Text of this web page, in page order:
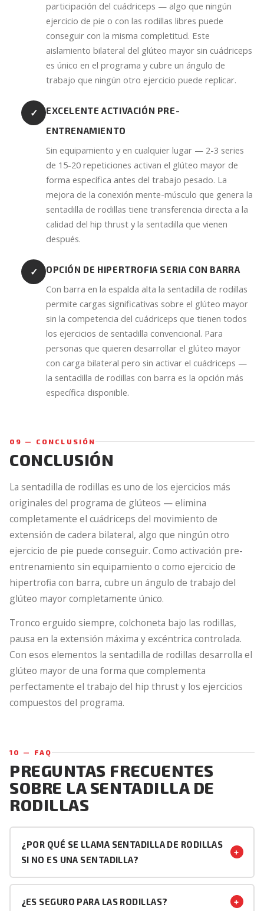
participación del cuádriceps — algo que ningún
ejercicio de pie o con las rodillas libres puede
conseguir con la misma completitud. Este
aislamiento bilateral del glúteo mayor sin cuádriceps
es único en el programa y cubre un ángulo de
trabajo que ningún otro ejercicio puede replicar.
✓
EXCELENTE ACTIVACIÓN PRE-
ENTRENAMIENTO
Sin equipamiento y en cualquier lugar — 2-3 series
de 15-20 repeticiones activan el glúteo mayor de
forma específica antes del trabajo pesado. La
mejora de la conexión mente-músculo que genera la
sentadilla de rodillas tiene transferencia directa a la
calidad del hip thrust y la sentadilla que vienen
después.
✓ OPCIÓN DE HIPERTROFIA SERIA CON BARRA
Con barra en la espalda alta la sentadilla de rodillas
permite cargas significativas sobre el glúteo mayor
sin la competencia del cuádriceps que tienen todos
los ejercicios de sentadilla convencional. Para
personas que quieren desarrollar el glúteo mayor
con carga bilateral pero sin activar el cuádriceps —
la sentadilla de rodillas con barra es la opción más
específica disponible.
09 — CONCLUSIÓN
CONCLUSIÓN
La sentadilla de rodillas es uno de los ejercicios más
originales del programa de glúteos — elimina
completamente el cuádriceps del movimiento de
extensión de cadera bilateral, algo que ningún otro
ejercicio de pie puede conseguir. Como activación pre-
entrenamiento sin equipamiento o como ejercicio de
hipertrofia con barra, cubre un ángulo de trabajo del
glúteo mayor completamente único.
Tronco erguido siempre, colchoneta bajo las rodillas,
pausa en la extensión máxima y excéntrica controlada.
Con esos elementos la sentadilla de rodillas desarrolla el
glúteo mayor de una forma que complementa
perfectamente el trabajo del hip thrust y los ejercicios
compuestos del programa.
10 — FAQ
PREGUNTAS FRECUENTES
SOBRE LA SENTADILLA DE
RODILLAS
¿POR QUÉ SE LLAMA SENTADILLA DE RODILLAS
SI NO ES UNA SENTADILLA?
+
El nombre viene de la posición de las rodillas en el suelo
— es una «sentadilla» en el sentido de que el
¿ES SEGURO PARA LAS RODILLAS? +